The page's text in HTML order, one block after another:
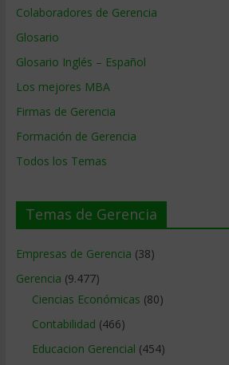
Colaboradores de Gerencia
Glosario
Glosario Inglés – Español
Los mejores MBA
Firmas de Gerencia
Formación de Gerencia
Todos los Temas
Temas de Gerencia
Empresas de Gerencia (38)
Gerencia (9.477)
Ciencias Económicas (80)
Contabilidad (466)
Educacion Gerencial (454)